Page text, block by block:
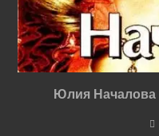
Юлия Началова